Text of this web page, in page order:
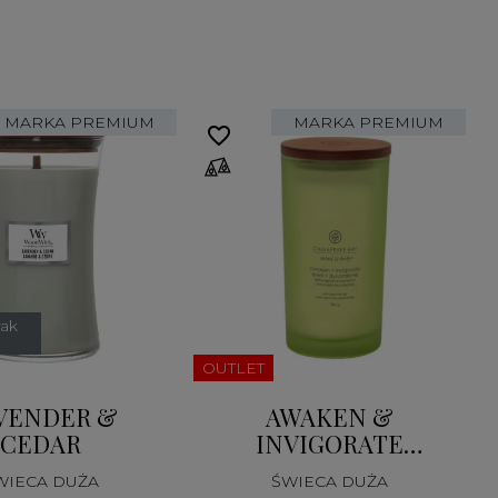
MARKA PREMIUM
&
CEDAR
DUŻA
MARKA PREMIUM
OUTLET
AWAKEN &
INVIGORATE
(LEMONGRASS
ŚWIECA DUŻA
favorite_border